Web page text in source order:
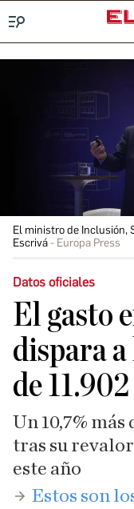
El ministro de Inclusión,
Escrivá
Europa Press
Datos oficiales
El gasto
dispara
de
Un 10,7% más
tras su
este año
​Estos son